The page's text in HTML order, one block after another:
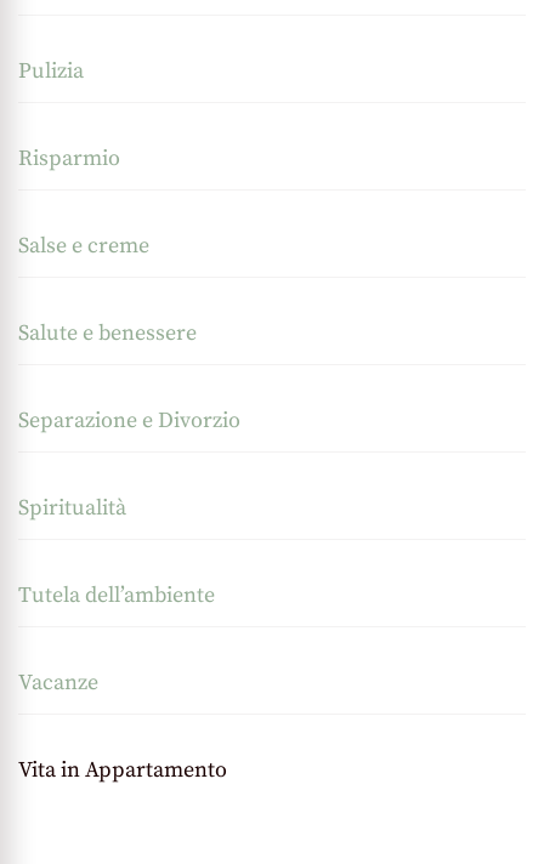
Pulizia
Risparmio
Salse e creme
Salute e benessere
Separazione e Divorzio
Spiritualità
Tutela dell’ambiente
Vacanze
Vita in Appartamento